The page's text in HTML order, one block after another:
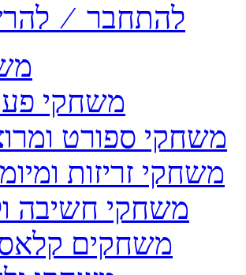
להתחבר ⁄
משחקי
משחקי ספורט
משחקי זריזות
משחקי חשיבה
משחקים